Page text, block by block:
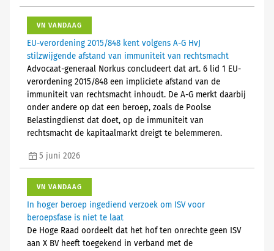
VN VANDAAG
EU-verordening 2015/848 kent volgens A-G HvJ
stilzwijgende afstand van immuniteit van rechtsmacht
Advocaat-generaal Norkus concludeert dat art. 6 lid 1 EU-
verordening 2015/848 een impliciete afstand van de
immuniteit van rechtsmacht inhoudt. De A-G merkt daarbij
onder andere op dat een beroep, zoals de Poolse
Belastingdienst dat doet, op de immuniteit van
rechtsmacht de kapitaalmarkt dreigt te belemmeren.
5 juni 2026
VN VANDAAG
In hoger beroep ingediend verzoek om ISV voor
beroepsfase is niet te laat
De Hoge Raad oordeelt dat het hof ten onrechte geen ISV
aan X BV heeft toegekend in verband met de